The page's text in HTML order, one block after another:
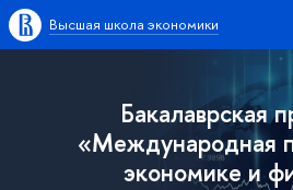
Высшая школа экономики
Бакалаврская
«Международная
экономике и